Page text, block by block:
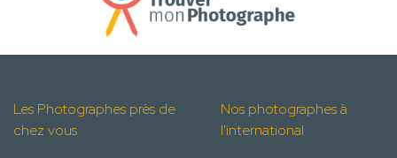
Les Photographes près de
chez vous
Nos photographes à
l'international